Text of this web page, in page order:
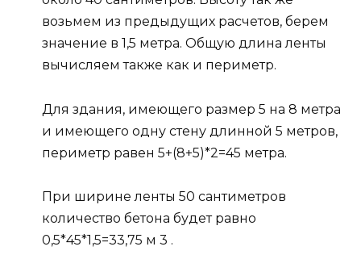
возьмем из предыдущих расчетов, берем
значение в 1,5 метра. Общую длина ленты
вычисляем также как и периметр.
Для здания, имеющего размер 5 на 8 метра
и имеющего одну стену длинной 5 метров,
периметр равен 5+(8+5)*2=45 метра.
При ширине ленты 50 сантиметров
количество бетона будет равно
0,5*45*1,5=33,75 м 3 .